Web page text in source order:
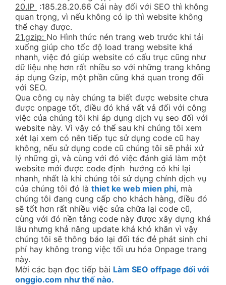
20.IP :185.28.20.66 Cái này đối với SEO thì không
quan trọng, vì nếu không có ip thì website không
thể chạy được.
21.gzip: No Hình thức nén trang web trước khi tải
xuống giúp cho tốc độ load trang website khá
nhanh, việc đó giúp website có cấu trục cũng như
dữ liệu nhẹ hơn rất nhiều so với những trang không
áp dụng Gzip, một phần cũng khá quan trong đối
với SEO.
Qua công cụ này chúng ta biết được website chưa
được onpage tốt, điều đó khá vất vả đối với công
việc của chúng tôi khi áp dụng dịch vụ seo đối với
website này. Vì vậy có thể sau khi chúng tôi xem
xét lại xem có nên tiếp tục sử dụng code cũ hay
không, nếu sử dụng code cũ chúng tôi sẽ phải xử
lý những gì, và cùng với đó việc đánh giá làm một
website mới được code định hướng có khi lại
nhanh, nhất là khi chúng tôi sử dụng chính dịch vụ
của chúng tôi đó là thiet ke web mien phi, mà
chúng tôi đang cung cấp cho khách hàng, điều đó
sẽ tốt hơn rất nhiều việc sửa chữa lại code cũ,
cùng với đó nền tảng code này được xây dựng khá
lâu nhưng khả năng update khá khó khăn vì vậy
chúng tôi sẽ thông báo lại đối tác đẻ phát sinh chi
phí hay không trong việc tối ưu hóa Onpage trang
này.
Mời các bạn đọc tiếp bài Làm SEO offpage đối với
onggio.com như thế nào.